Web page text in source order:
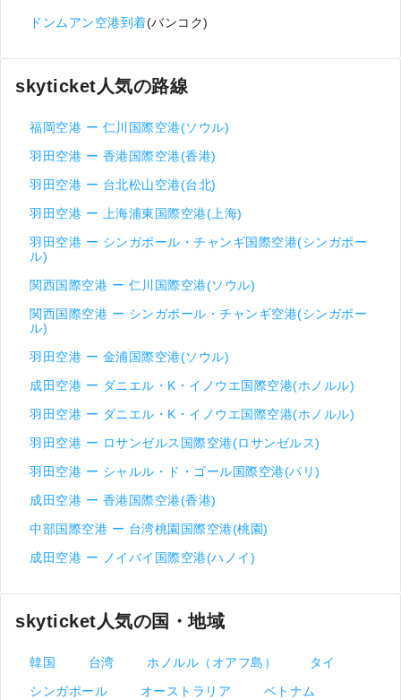
ドンムアン空港到着(バンコク)
skyticket人気の路線
福岡空港 ー 仁川国際空港(ソウル)
羽田空港 ー 香港国際空港(香港)
羽田空港 ー 台北松山空港(台北)
羽田空港 ー 上海浦東国際空港(上海)
羽田空港 ー シンガポール・チャンギ国際空港(シンガポー
ル)
関西国際空港 ー 仁川国際空港(ソウル)
関西国際空港 ー シンガポール・チャンギ空港(シンガポー
ル)
羽田空港 ー 金浦国際空港(ソウル)
成田空港 ー ダニエル・K・イノウエ国際空港(ホノルル)
羽田空港 ー ダニエル・K・イノウエ国際空港(ホノルル)
羽田空港 ー ロサンゼルス国際空港(ロサンゼルス)
羽田空港 ー シャルル・ド・ゴール国際空港(パリ)
成田空港 ー 香港国際空港(香港)
中部国際空港 ー 台湾桃園国際空港(桃園)
成田空港 ー ノイバイ国際空港(ハノイ)
skyticket人気の国・地域
韓国 台湾 ホノルル（オアフ島）
タイ
シンガポール
オーストラリア
ベトナム